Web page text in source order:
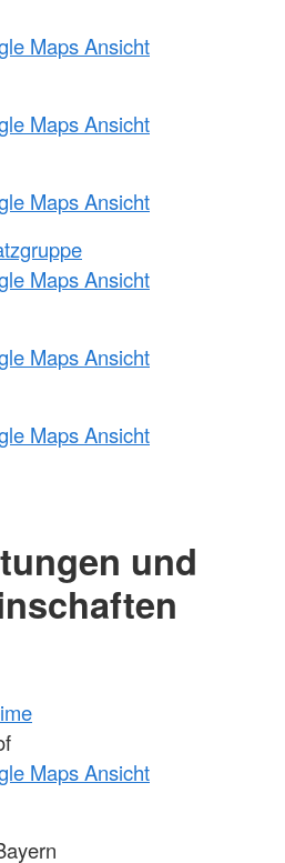
Maps Ansicht
Maps Ansicht
Maps Ansicht
Maps Ansicht
Maps Ansicht
Maps Ansicht
und
Maps Ansicht